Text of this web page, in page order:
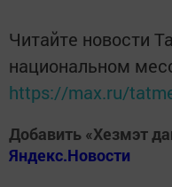
Читайте новости
национальном
https://max.ru/
Добавить «Хезмэт
Яндекс.Новости